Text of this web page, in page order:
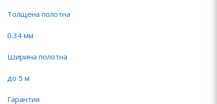
Толщена полотна
0.34 мм
Ширина полотна
до 5 м
Гарантия